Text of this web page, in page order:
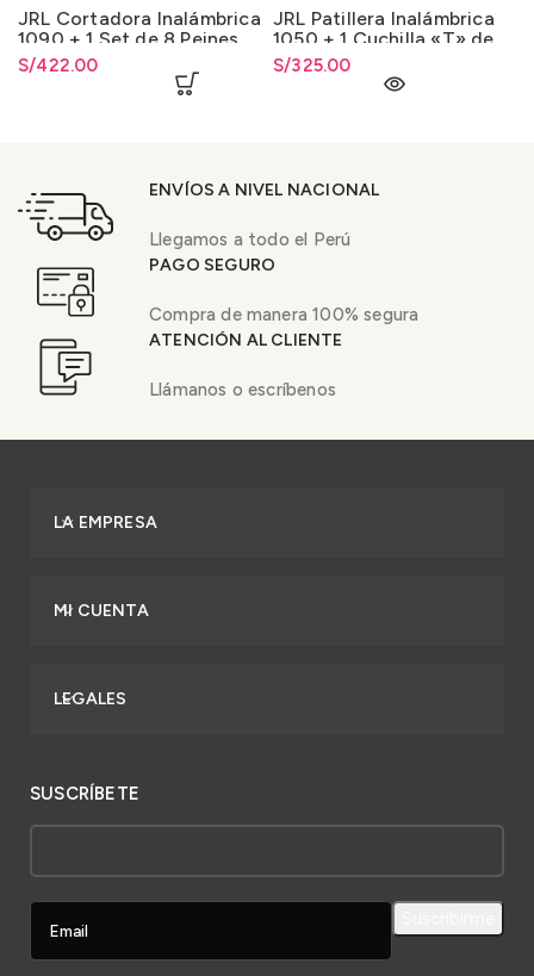
JRL Cortadora Inalámbrica
1090 + 1 Set de 8 Peines
de Regalo
S/422.00
JRL Patillera Inalámbrica
1050 + 1 Cuchilla «T» de
Regalo
S/325.00
ENVÍOS A NIVEL NACIONAL
Llegamos a todo el Perú
PAGO SEGURO
Compra de manera 100% segura
ATENCIÓN AL CLIENTE
Llámanos o escríbenos
LA EMPRESA
MI CUENTA
LEGALES
SUSCRÍBETE